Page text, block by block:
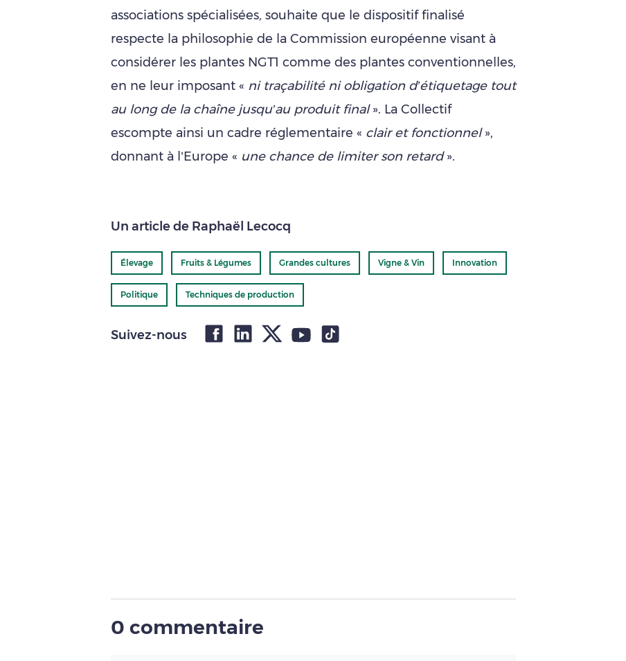
associations spécialisées, souhaite que le dispositif finalisé
respecte la philosophie de la Commission européenne visant à
considérer les plantes NGT1 comme des plantes conventionnelles,
en ne leur imposant « ni traçabilité ni obligation d’étiquetage tout
au long de la chaîne jusqu’au produit final». La Collectif
escompte ainsi un cadre réglementaire « clair et fonctionnel»,
donnant à l’Europe « une chance de limiter son retard».
Un article de Raphaël Lecocq
Élevage Fruits & Légumes Grandes cultures Vigne & Vin Innovation
Politique Techniques de production
Suivez-nous
0 commentaire